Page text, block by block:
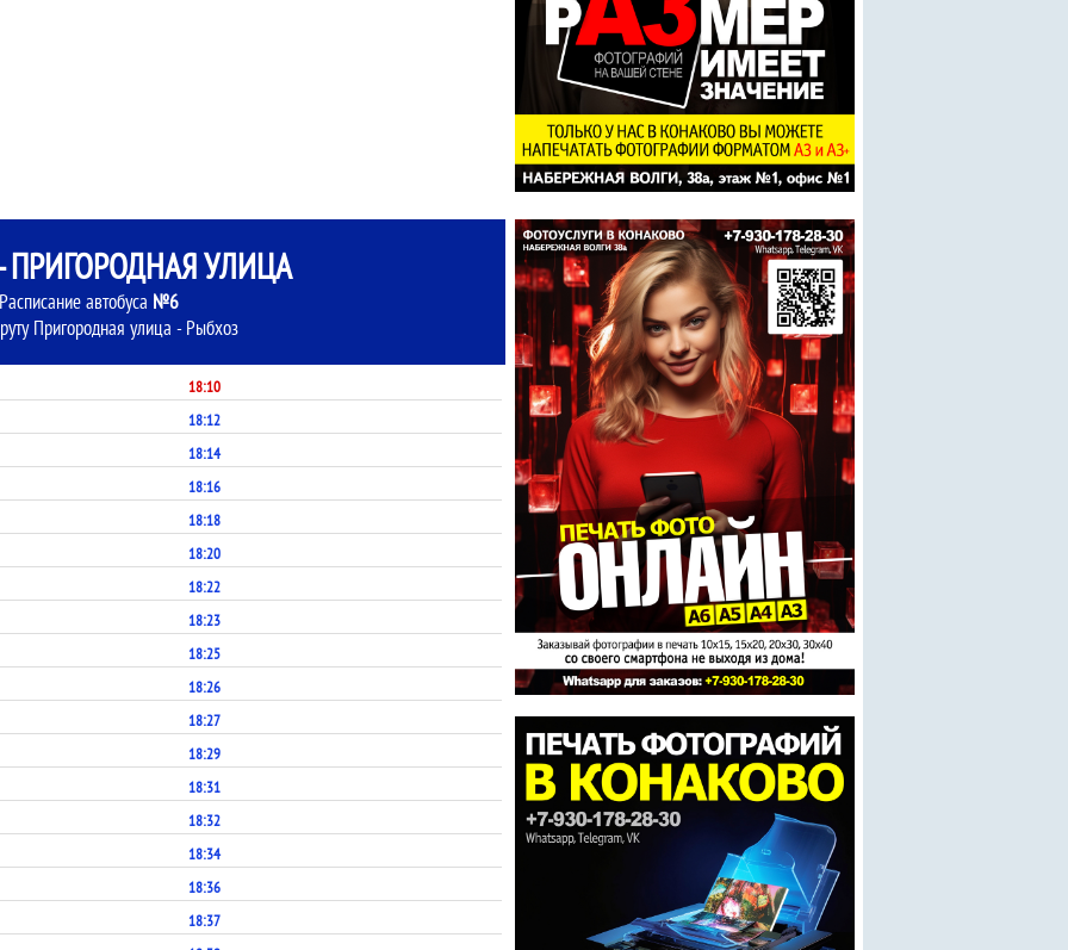
ПРИГОРОДНАЯ УЛИЦА
Расписание автобуса №6
Пригородная улица - Рыбхоз
18:10
18:12
18:14
18:16
18:18
18:20
18:22
18:23
18:25
18:26
18:27
18:29
18:31
18:32
18:34
18:36
18:37